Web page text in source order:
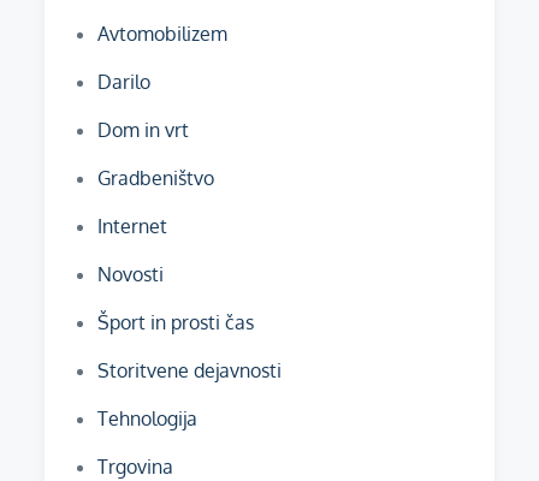
Avtomobilizem
Darilo
Dom in vrt
Gradbeništvo
Internet
Novosti
Šport in prosti čas
Storitvene dejavnosti
Tehnologija
Trgovina